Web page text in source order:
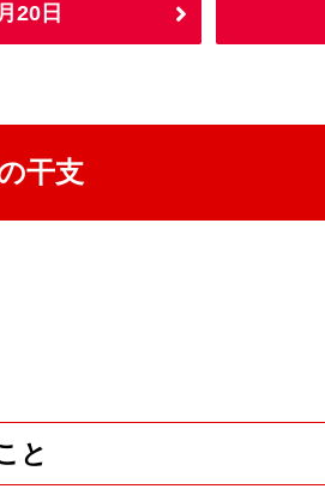
20日
干支
と